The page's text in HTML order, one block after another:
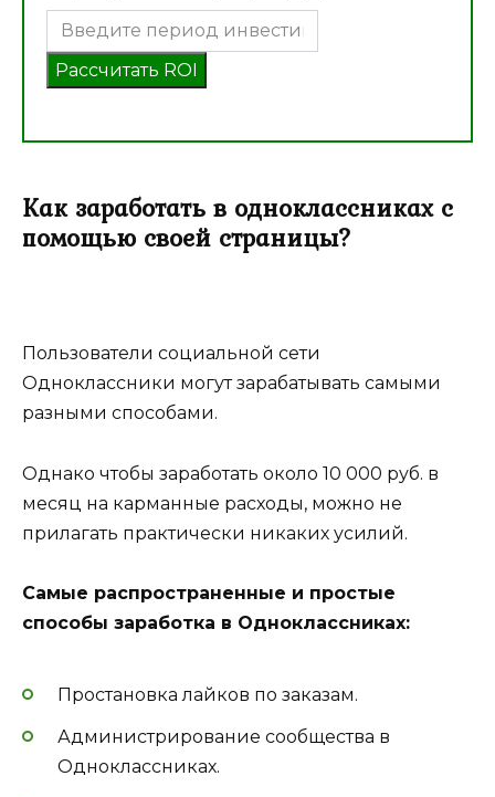
Рассчитать ROI
Как заработать в одноклассниках с
помощью своей страницы?
Пользователи социальной сети
Одноклассники могут зарабатывать самыми
разными способами.
Однако чтобы заработать около 10 000 руб. в
месяц на карманные расходы, можно не
прилагать практически никаких усилий.
Самые распространенные и простые
способы заработка в Одноклассниках:
Простановка лайков по заказам.
Администрирование сообщества в
Одноклассниках.